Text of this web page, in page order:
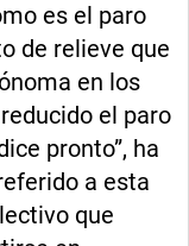
es el paro
de relieve que
en los
el paro
pronto”, ha
a esta
que